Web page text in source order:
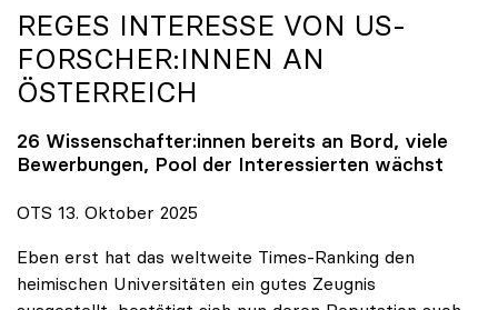
REGES INTERESSE VON US-
FORSCHER:INNEN AN
ÖSTERREICH
26 Wissenschafter:innen bereits an Bord, viele
Bewerbungen, Pool der Interessierten wächst
OTS 13. Oktober 2025
Eben erst hat das weltweite Times-Ranking den
heimischen Universitäten ein gutes Zeugnis